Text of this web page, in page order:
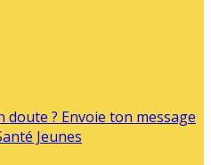
doute ? Envoie ton message
Jeunes